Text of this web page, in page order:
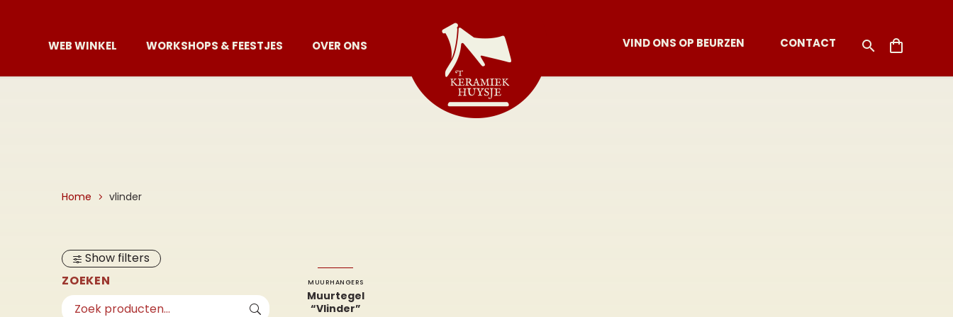
WEB WINKEL WORKSHOPS & FEESTJES OVER ONS VIND ONS OP BEURZEN CONTACT
Home vlinder
Show filters
ZOEKEN
MUURHANGERS
Muurtegel
“Vlinder”